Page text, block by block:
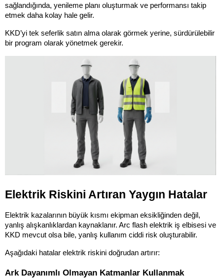
sağlandığında, yenileme planı oluşturmak ve performansı takip
etmek daha kolay hale gelir.
KKD’yi tek seferlik satın alma olarak görmek yerine, sürdürülebilir
bir program olarak yönetmek gerekir.
Elektrik Riskini Artıran Yaygın Hatalar
Elektrik kazalarının büyük kısmı ekipman eksikliğinden değil,
yanlış alışkanlıklardan kaynaklanır. Arc flash elektrik iş elbisesi ve
KKD mevcut olsa bile, yanlış kullanım ciddi risk oluşturabilir.
Aşağıdaki hatalar elektrik riskini doğrudan artırır:
Ark Dayanımlı Olmayan Katmanlar Kullanmak